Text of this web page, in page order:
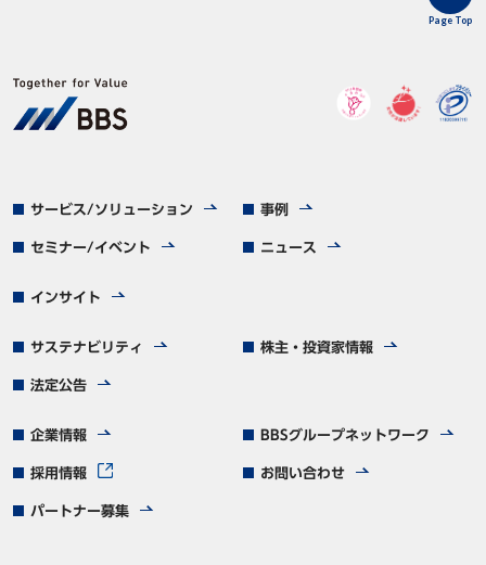
サービス/ソリューション 事例
セミナー/イベント ニュース
インサイト
サステナビリティ 株主・投資家情報
法定公告
企業情報 BBSグループネットワーク
採用情報 お問い合わせ
パートナー募集
Page Top